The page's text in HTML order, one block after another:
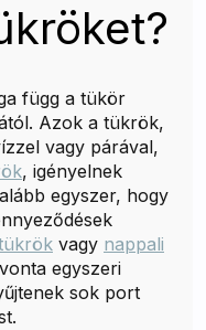
függ a tükör
Azok a tükrök,
vagy párával,
, igényelnek
egyszer, hogy
vagy nappali
egyszeri
sok port